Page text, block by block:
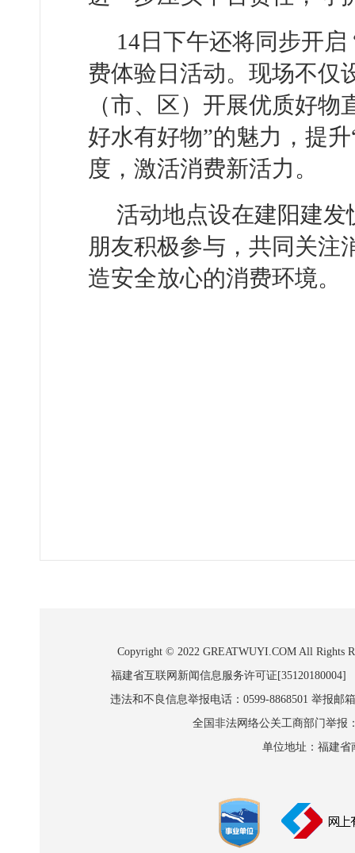
14日下午还将同步开
费体验日活动。现场不仅
（市、区）开展优质好
好水有好物”的魅力，提
度，激活消费新活力。
活动地点设在建阳建
朋友积极参与，共同关注
造安全放心的消费环境。
Copyright © 2022 GREATWUYI.COM All Rights
福建省互联网新闻信息服务许可证
违法和不良信息举报电话：0599-8868501 举报邮
全国非法网络公关工商部门举报
单位地址：福建省